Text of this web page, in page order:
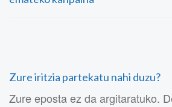
Zure iritzia partekatu nahi duzu?
Zure eposta ez da argitaratuko.